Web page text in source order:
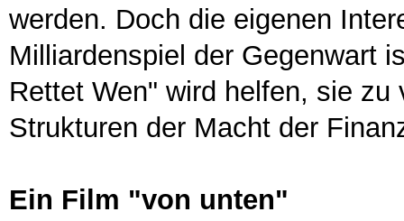
werden. Doch die eigenen
Milliardenspiel der Gegenwart
Rettet Wen" wird helfen, sie
Strukturen der Macht der
Ein Film "von unten"